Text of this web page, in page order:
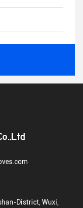
District, Wuxi,